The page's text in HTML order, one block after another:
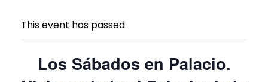
Los Sábados en Palacio.
Visita guiada al Palacio de la